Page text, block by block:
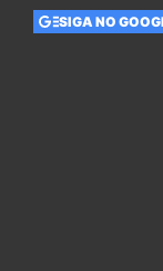
SIGA NO